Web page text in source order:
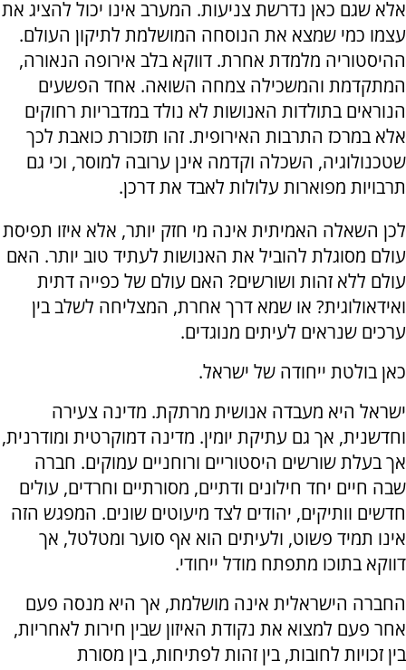
אלא שגם כאן נדרשת צניעות. המערב אינו יכול להציג את
עצמו כמי שמצא את הנוסחה המושלמת לתיקון העולם.
ההיסטוריה מלמדת אחרת. דווקא בלב אירופה הנאורה,
המתקדמת והמשכילה צמחה השואה. אחד הפשעים
הנוראים בתולדות האנושות לא נולד במדבריות רחוקים
אלא במרכז התרבות האירופית. זהו תזכורת כואבת לכך
שטכנולוגיה, השכלה וקדמה אינן ערובה למוסר, וכי גם
תרבויות מפוארות עלולות לאבד את דרכן.
לכן השאלה האמיתית אינה מי חזק יותר, אלא איזו תפיסת
עולם מסוגלת להוביל את האנושות לעתיד טוב יותר. האם
עולם ללא זהות ושורשים? האם עולם של כפייה דתית
ואידאולוגית? או שמא דרך אחרת, המצליחה לשלב בין
ערכים שנראים לעיתים מנוגדים.
כאן בולטת ייחודה של ישראל.
ישראל היא מעבדה אנושית מרתקת. מדינה צעירה
וחדשנית, אך גם עתיקת יומין. מדינה דמוקרטית ומודרנית,
אך בעלת שורשים היסטוריים ורוחניים עמוקים. חברה
שבה חיים יחד חילונים ודתיים, מסורתיים וחרדים, עולים
חדשים וותיקים, יהודים לצד מיעוטים שונים. המפגש הזה
אינו תמיד פשוט, ולעיתים הוא אף סוער ומטלטל, אך
דווקא בתוכו מתפתח מודל ייחודי.
החברה הישראלית אינה מושלמת, אך היא מנסה פעם
אחר פעם למצוא את נקודת האיזון שבין חירות לאחריות,
בין זכויות לחובות, בין זהות לפתיחות, בין מסורת